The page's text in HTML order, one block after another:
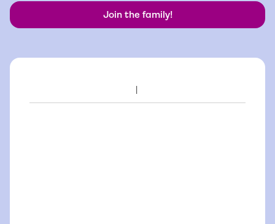
Join the family!